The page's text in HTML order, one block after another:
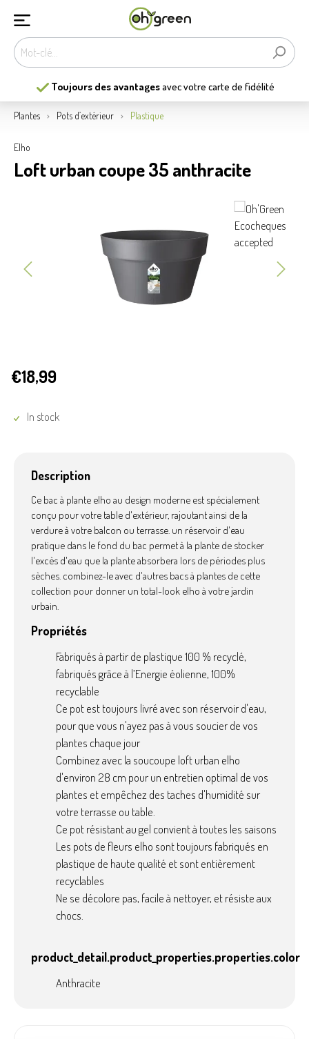
Toujours des avantagesavec votre carte de fidélité
Plantes Pots d’extérieur Plastique
Elho
Loft urban coupe 35 anthracite
€18,99
In stock
Description
Ce bac à plante elho au design moderne est spécialement
conçu pour votre table d'extérieur, rajoutant ainsi de la
verdure à votre balcon ou terrasse. un réservoir d'eau
pratique dans le fond du bac permet à la plante de stocker
l'excès d'eau que la plante absorbera lors de périodes plus
sèches. combinez-le avec d'autres bacs à plantes de cette
collection pour donner un total-look elho à votre jardin
urbain.
Propriétés
Fabriqués à partir de plastique 100 % recyclé,
fabriqués grâce à l’Energie éolienne, 100%
recyclable
Ce pot est toujours livré avec son réservoir d'eau,
pour que vous n'ayez pas à vous soucier de vos
plantes chaque jour
Combinez avec la soucoupe loft urban elho
d'environ 28 cm pour un entretien optimal de vos
plantes et empêchez des taches d'humidité sur
votre terrasse ou table.
Ce pot résistant au gel convient à toutes les saisons
Les pots de fleurs elho sont toujours fabriqués en
plastique de haute qualité et sont entièrement
recyclables
Ne se décolore pas, facile à nettoyer, et résiste aux
chocs.
product_detail.product_properties.properties.color
Anthracite